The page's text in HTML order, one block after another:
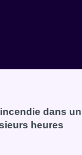
dans un
heures